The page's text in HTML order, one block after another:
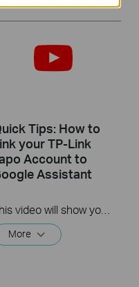
Tips: How to
your TP-Link
Account to
Assistant
This video will show you how to link your TP-Link Tapo account to Google Assistant
More